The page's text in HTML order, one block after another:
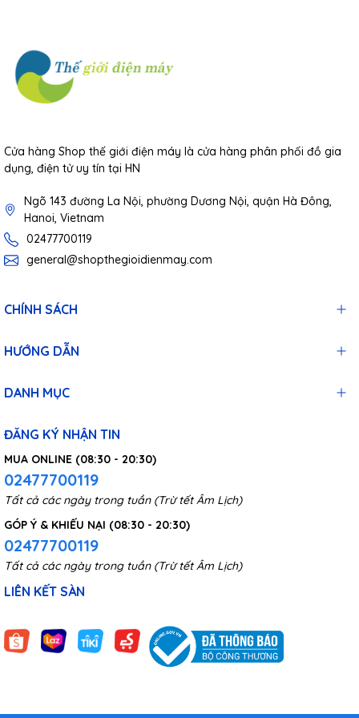
người dùng dễ dàng tương thích với nhiều dòng smartphone
phổ biến trên thị trường.
Cửa hàng Shop thế giới điện máy là cửa hàng phân phối đồ gia
dụng, điện tử uy tín tại HN
Ngõ 143 đường La Nội, phường Dương Nội, quận Hà Đông,
Hanoi, Vietnam
02477700119
general@shopthegioidienmay.com
CHÍNH SÁCH
HƯỚNG DẪN
DANH MỤC
ĐĂNG KÝ NHẬN TIN
MUA ONLINE (08:30 - 20:30)
02477700119
Tất cả các ngày trong tuần (Trừ tết Âm Lịch)
GÓP Ý & KHIẾU NẠI (08:30 - 20:30)
02477700119
Tất cả các ngày trong tuần (Trừ tết Âm Lịch)
LIÊN KẾT SÀN